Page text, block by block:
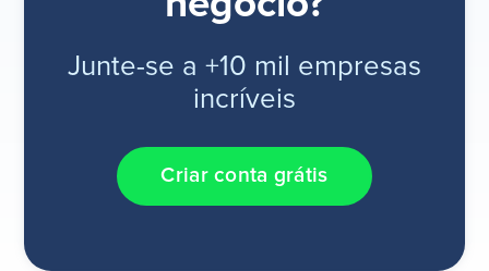
Junte-se a +10 mil empresas
incríveis
Criar conta grátis